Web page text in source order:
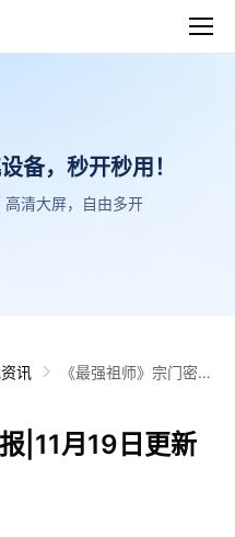
备，秒开秒用！
清大屏，自由多开
讯
《最强祖师》宗门密
|11月19日更新